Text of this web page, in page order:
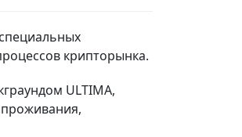
крипторынка.
ULTIMA,